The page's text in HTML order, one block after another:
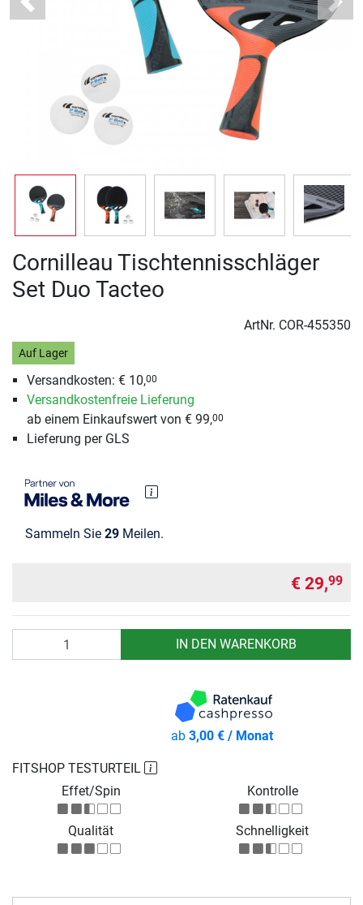
Previous Next
Cornilleau Tischtennisschläger
Set Duo Tacteo
ArtNr. COR-455350
Auf Lager
Versandkosten: € 10,00
Versandkostenfreie Lieferung
ab einem Einkaufswert von € 99,00
Lieferung per GLS
Sammeln Sie 29 Meilen.
€ 29,99
IN DEN WARENKORB
FITSHOP TESTURTEIL
Effet/Spin
Kontrolle
Qualität Schnelligkeit
ab3,00 € / Monat